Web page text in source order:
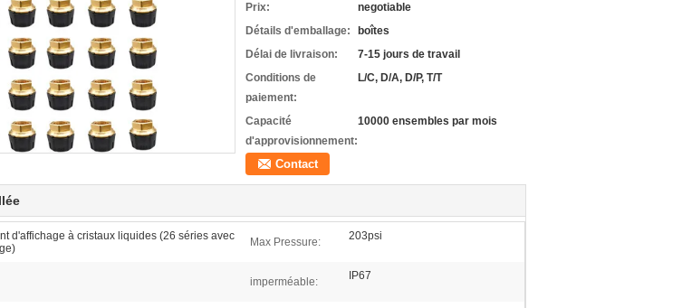
Prix:
negotiable
Détails d'emballage:
boîtes
Délai de livraison:
7-15 jours de travail
Conditions de
paiement:
L/C, D/A, D/P, T/T
Capacité
d'approvisionnement:
10000 ensembles par mois
Contact
d'affichage à cristaux liquides (26 séries avec
Max Pressure: 203psi
imperméable: IP67